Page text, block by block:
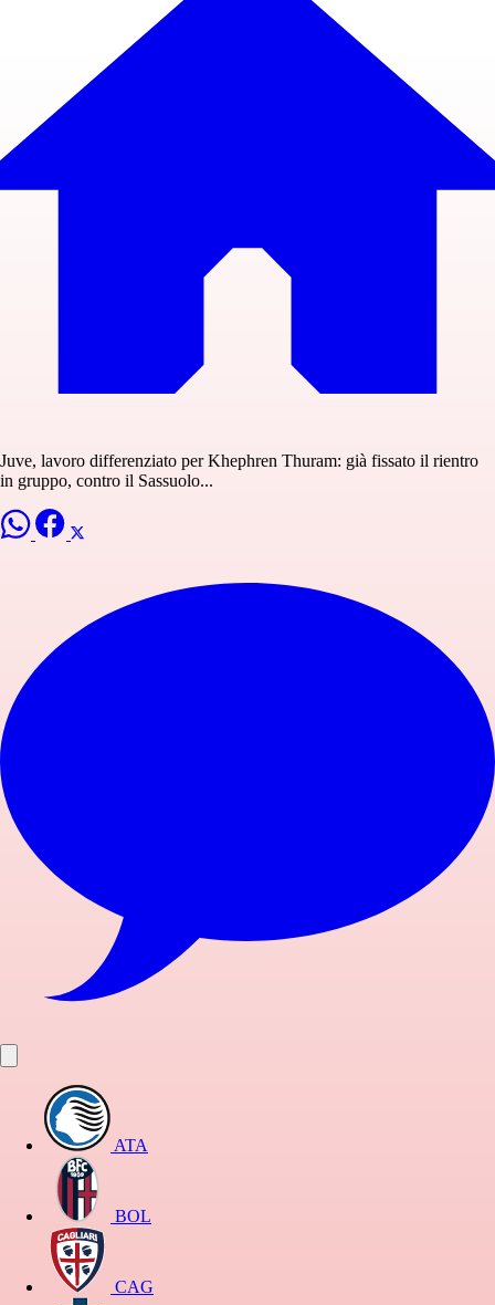
Juve, lavoro differenziato per Khephren Thuram: già fissato il rientro
in gruppo, contro il Sassuolo...
ATA
BOL
CAG